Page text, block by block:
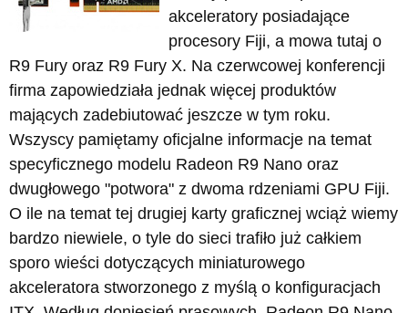
akceleratory posiadające
procesory Fiji, a mowa tutaj o
R9 Fury oraz R9 Fury X. Na czerwcowej konferencji
firma zapowiedziała jednak więcej produktów
mających zadebiutować jeszcze w tym roku.
Wszyscy pamiętamy oficjalne informacje na temat
specyficznego modelu Radeon R9 Nano oraz
dwugłowego "potwora" z dwoma rdzeniami GPU Fiji.
O ile na temat tej drugiej karty graficznej wciąż wiemy
bardzo niewiele, o tyle do sieci trafiło już całkiem
sporo wieści dotyczących miniaturowego
akceleratora stworzonego z myślą o konfiguracjach